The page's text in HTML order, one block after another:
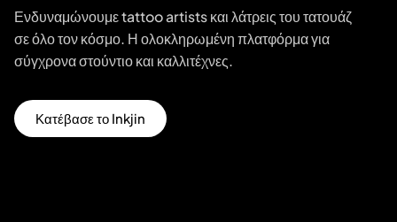
Ενδυναμώνουμε tattoo artists και λάτρεις του τατουάζ
σε όλο τον κόσμο. Η ολοκληρωμένη πλατφόρμα για
σύγχρονα στούντιο και καλλιτέχνες.
Κατέβασε το Inkjin